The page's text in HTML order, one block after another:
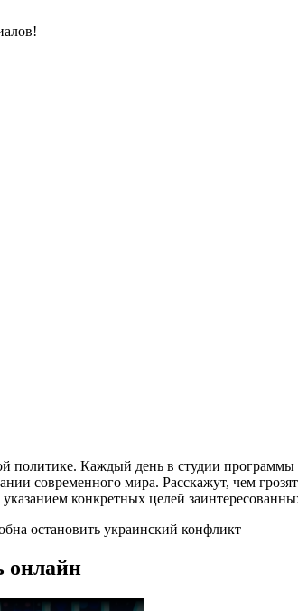
политике. Каждый день в студии
современного мира. Расскажут, чем
конкретных целей
остановить украинский конфликт
онлайн